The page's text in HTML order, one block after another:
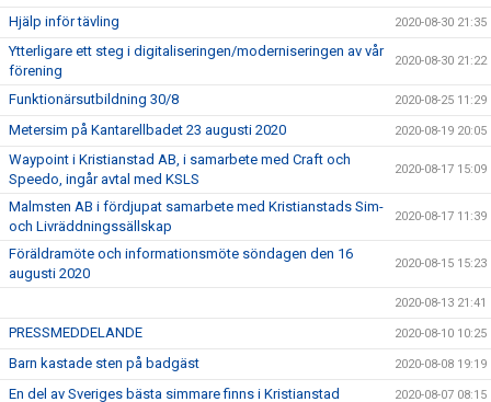
Hjälp inför tävling 2020-08-30 21:35
Ytterligare ett steg i digitaliseringen/moderniseringen av vår
förening
2020-08-30 21:22
Funktionärsutbildning 30/8 2020-08-25 11:29
Metersim på Kantarellbadet 23 augusti 2020 2020-08-19 20:05
Waypoint i Kristianstad AB, i samarbete med Craft och
Speedo, ingår avtal med KSLS
2020-08-17 15:09
Malmsten AB i fördjupat samarbete med Kristianstads Sim-
och Livräddningssällskap
2020-08-17 11:39
Föräldramöte och informationsmöte söndagen den 16
augusti 2020
2020-08-15 15:23
2020-08-13 21:41
PRESSMEDDELANDE 2020-08-10 10:25
Barn kastade sten på badgäst 2020-08-08 19:19
En del av Sveriges bästa simmare finns i Kristianstad 2020-08-07 08:15